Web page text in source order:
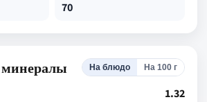
70
На блюдо На 100 г
1.32